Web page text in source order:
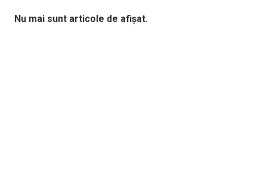
Nu mai sunt articole de afișat.